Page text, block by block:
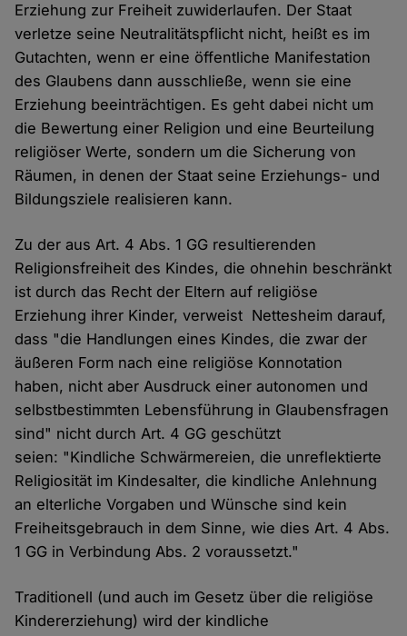
Erziehung zur Freiheit zuwiderlaufen. Der Staat
verletze seine Neutralitätspflicht nicht, heißt es im
Gutachten, wenn er eine öffentliche Manifestation
des Glaubens dann ausschließe, wenn sie eine
Erziehung beeinträchtigen. Es geht dabei nicht um
die Bewertung einer Religion und eine Beurteilung
religiöser Werte, sondern um die Sicherung von
Räumen, in denen der Staat seine Erziehungs- und
Bildungsziele realisieren kann.
Zu der aus Art. 4 Abs. 1 GG resultierenden
Religionsfreiheit des Kindes, die ohnehin beschränkt
ist durch das Recht der Eltern auf religiöse
Erziehung ihrer Kinder, verweist Nettesheim darauf,
dass "die Handlungen eines Kindes, die zwar der
äußeren Form nach eine religiöse Konnotation
haben, nicht aber Ausdruck einer autonomen und
selbstbestimmten Lebensführung in Glaubensfragen
sind" nicht durch Art. 4 GG geschützt
seien: "Kindliche Schwärmereien, die unreflektierte
Religiosität im Kindesalter, die kindliche Anlehnung
an elterliche Vorgaben und Wünsche sind kein
Freiheitsgebrauch in dem Sinne, wie dies Art. 4 Abs.
1 GG in Verbindung Abs. 2 voraussetzt."
Traditionell (und auch im Gesetz über die religiöse
Kindererziehung) wird der kindliche